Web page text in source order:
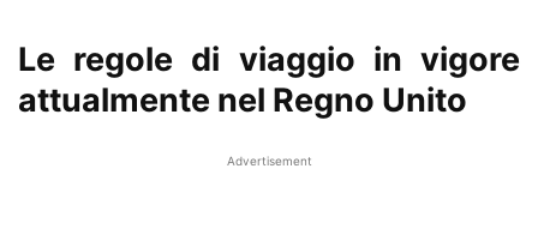
Le regole di viaggio in vigore
attualmente nel Regno Unito
Advertisement